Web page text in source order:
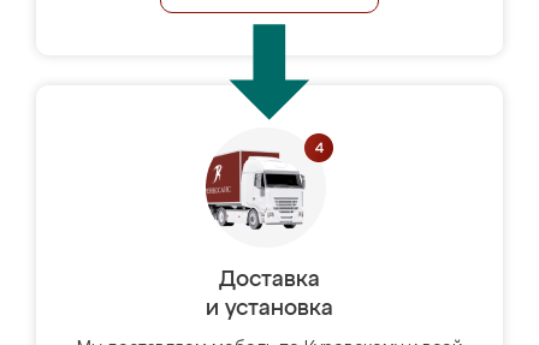
Доставка
и установка